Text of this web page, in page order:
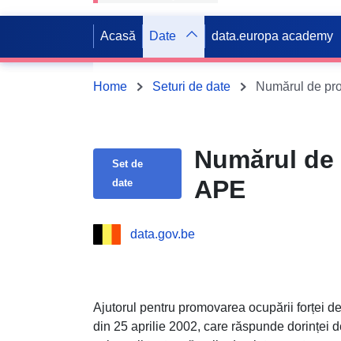
Acasă Date data.europa academy
Home Seturi de date Numărul de
Set de
date
Numărul
APE
data.gov.be
Ajutorul pentru promovarea ocupării forței
din 25 aprilie 2002, care răspunde dorinței